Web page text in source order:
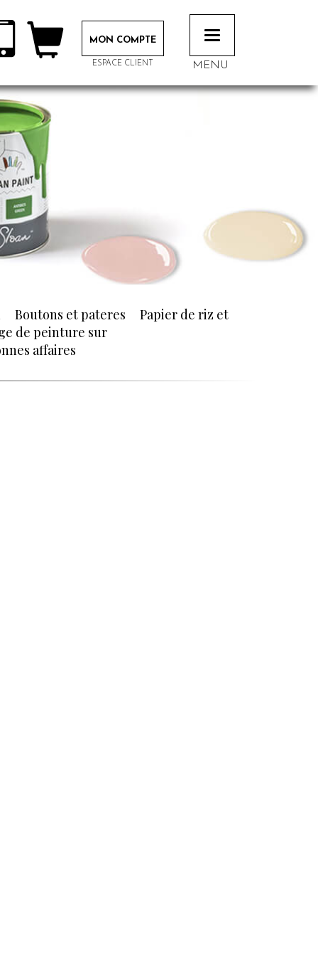
MON COMPTE
ESPACE CLIENT
Toggle
navigation
MENU
Boutons et pateres
Papier de riz et
de peinture sur
affaires